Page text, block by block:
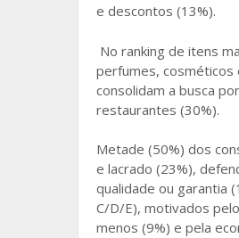
e descontos (13%).
No ranking de itens
perfumes, cosméticos
consolidam a busca
restaurantes (30%).
Metade (50%) dos
e lacrado (23%),
qualidade ou garantia
C/D/E), motivados
menos (9%) e pela